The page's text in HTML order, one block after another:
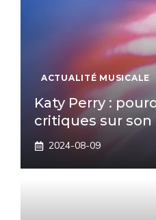
ACTUALITÉ MUSICALE
Katy Perry :
critiques sur son
2024-08-09